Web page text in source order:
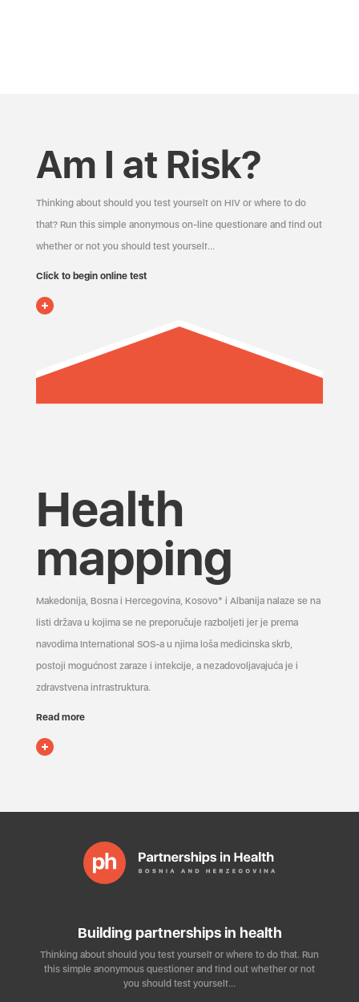
Am I at Risk?
Thinking about should you test yourself on HIV or where to do
that? Run this simple anonymous on-line questionare and find out
whether or not you should test yourself…
Click to begin online test
Health
mapping
Makedonija, Bosna i Hercegovina, Kosovo* i Albanija nalaze se na
listi država u kojima se ne preporučuje razboljeti jer je prema
navodima International SOS-a u njima loša medicinska skrb,
postoji mogućnost zaraze i infekcije, a nezadovoljavajuća je i
zdravstvena infrastruktura.
Read more
Building partnerships in health
Thinking about should you test yourself or where to do that. Run
this simple anonymous questioner and find out whether or not
you should test yourself…